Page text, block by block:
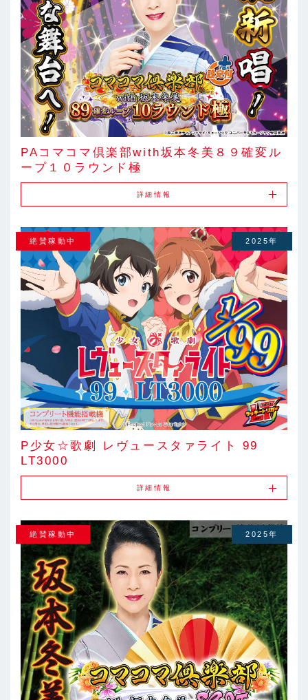
PAコマコマ倶楽部with坂本冬美８９確変ル
ープ１０ラウンド極
詳細情報
P少女☆歌劇 レヴュースタァライト 99
LT3000
絶賛稼動中 2025年
詳細情報
絶賛稼動中 2025年